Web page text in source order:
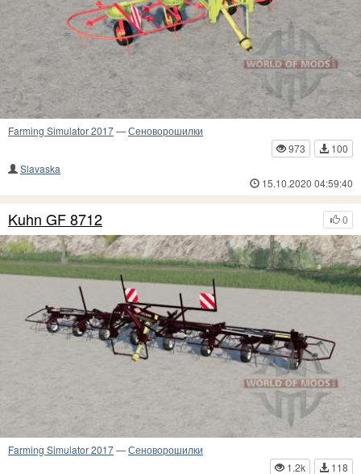
Farming Simulator 2017—Сеноворошилки
973
100
Slavaska
15.10.2020 04:59:40
0
Kuhn GF 8712
Farming Simulator 2017—Сеноворошилки
1.2k
118